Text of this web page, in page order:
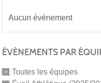
Aucun événement
ÉVÉNEMENTS PAR
Toutes les équipes